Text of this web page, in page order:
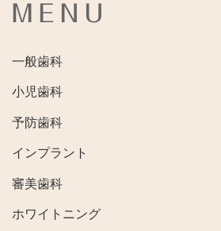
MENU
一般歯科
小児歯科
予防歯科
インプラント
審美歯科
ホワイトニング